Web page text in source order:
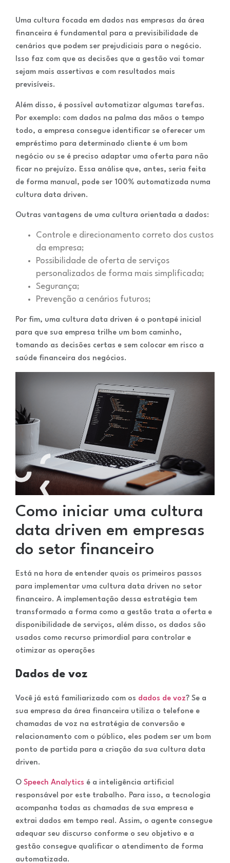
Uma cultura focada em dados nas empresas da área
financeira é fundamental para a previsibilidade de
cenários que podem ser prejudiciais para o negócio.
Isso faz com que as decisões que a gestão vai tomar
sejam mais assertivas e com resultados mais
previsíveis.
Além disso, é possível automatizar algumas tarefas.
Por exemplo: com dados na palma das mãos o tempo
todo, a empresa consegue identificar se oferecer um
empréstimo para determinado cliente é um bom
negócio ou se é preciso adaptar uma oferta para não
ficar no prejuízo. Essa análise que, antes, seria feita
de forma manual, pode ser 100% automatizada numa
cultura data driven.
Outras vantagens de uma cultura orientada a dados:
Controle e direcionamento correto dos custos
da empresa;
Possibilidade de oferta de serviços
personalizados de forma mais simplificada;
Segurança;
Prevenção a cenários futuros;
Por fim, uma cultura data driven é o pontapé inicial
para que sua empresa trilhe um bom caminho,
tomando as decisões certas e sem colocar em risco a
saúde financeira dos negócios.
Como iniciar uma cultura
data driven em empresas
do setor financeiro
Está na hora de entender quais os primeiros passos
para implementar uma cultura data driven no setor
financeiro. A implementação dessa estratégia tem
transformado a forma como a gestão trata a oferta e
disponibilidade de serviços, além disso, os dados são
usados como recurso primordial para controlar e
otimizar as operações
Dados de voz
Você já está familiarizado com os dados de voz? Se a
sua empresa da área financeira utiliza o telefone e
chamadas de voz na estratégia de conversão e
relacionamento com o público, eles podem ser um bom
ponto de partida para a criação da sua cultura data
driven.
O Speech Analytics é a inteligência artificial
responsável por este trabalho. Para isso, a tecnologia
acompanha todas as chamadas de sua empresa e
extrai dados em tempo real. Assim, o agente consegue
adequar seu discurso conforme o seu objetivo e a
gestão consegue qualificar o atendimento de forma
automatizada.